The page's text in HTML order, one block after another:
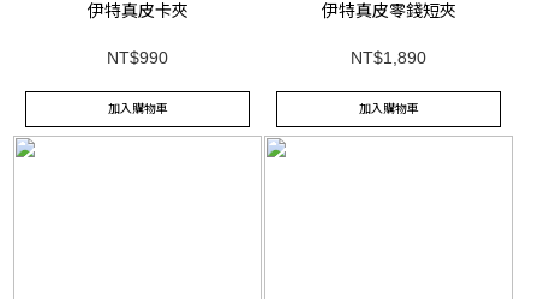
伊特真皮卡夾
NT$990
加入購物車
伊特真皮零錢短夾
NT$1,890
加入購物車